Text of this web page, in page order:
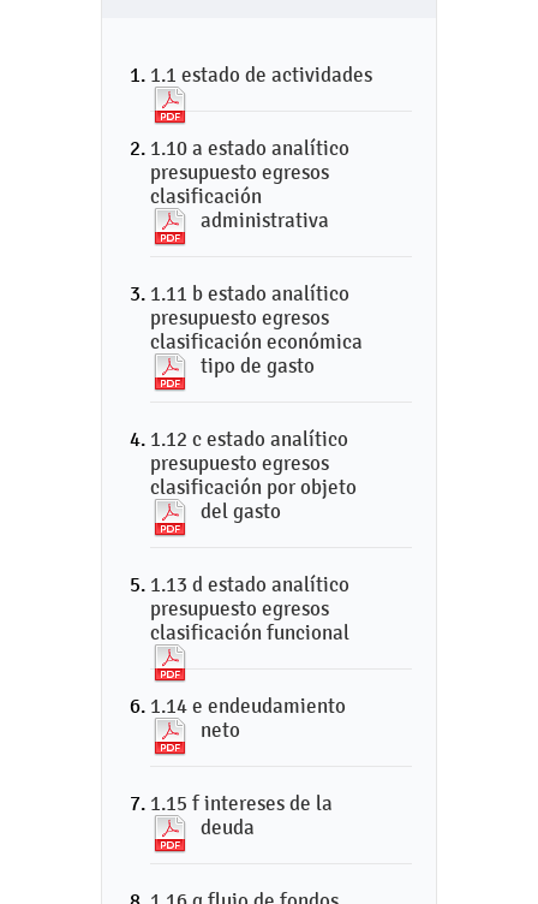
1.1 estado de actividades
1.10 a estado analítico
presupuesto egresos
clasificación
administrativa
1.11 b estado analítico
presupuesto egresos
clasificación económica
tipo de gasto
1.12 c estado analítico
presupuesto egresos
clasificación por objeto
del gasto
1.13 d estado analítico
presupuesto egresos
clasificación funcional
1.14 e endeudamiento
neto
1.15 f intereses de la
deuda